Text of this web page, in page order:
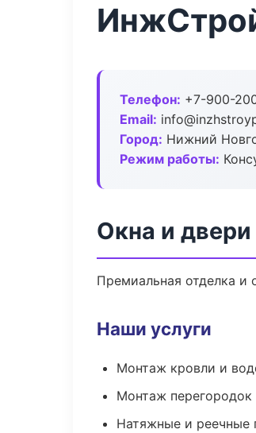
Телефон: +7-900-
Email:
Город: Нижний
Режим работы:
Окна и
Премиальная отделка и
Наши услуги
Монтаж кровли и
Монтаж перегородок
Натяжные и реечные